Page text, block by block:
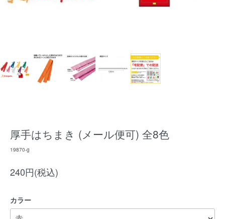
厚手はちまき (メール便可) 全8色
19870-g
240円(税込)
カラー